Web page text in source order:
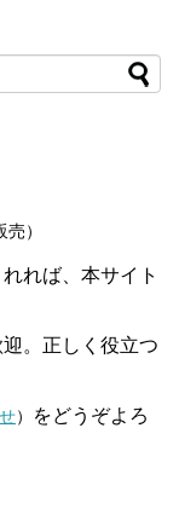
）
れば、本サイト
。正しく役立つ
）
をどうぞよろ